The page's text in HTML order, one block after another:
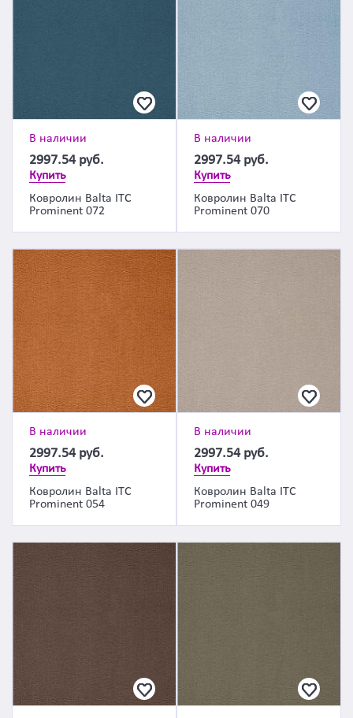
В наличии
2997.54 руб.
Купить
Ковролин Balta ITC
Prominent 072
В наличии
2997.54 руб.
Купить
Ковролин Balta ITC
Prominent 070
В наличии
2997.54 руб.
Купить
Ковролин Balta ITC
Prominent 054
В наличии
2997.54 руб.
Купить
Ковролин Balta ITC
Prominent 049